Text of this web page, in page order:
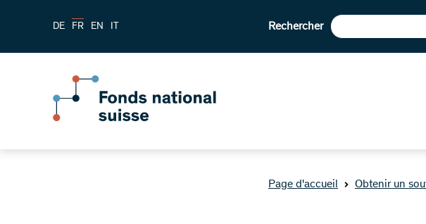
DE FR EN IT Rechercher
Page d'accueil Obtenir un